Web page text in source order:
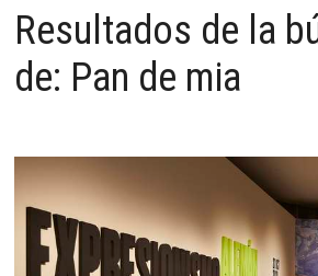
Resultados de la
de: Pan de mia